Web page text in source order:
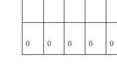
0 0 0 0 0